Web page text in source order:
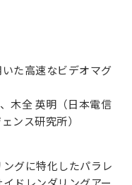
た高速なビデオマグ
木全 英明（日本電信
ンス研究所）
グに特化したパラレ